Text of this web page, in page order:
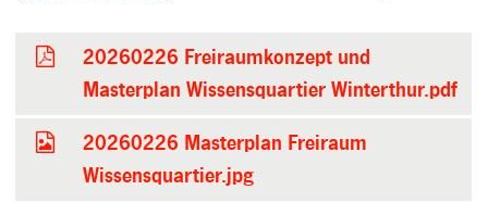
20260226 Freiraumkonzept und
Masterplan Wissensquartier Winterthur.pdf
20260226 Masterplan Freiraum
Wissensquartier.jpg